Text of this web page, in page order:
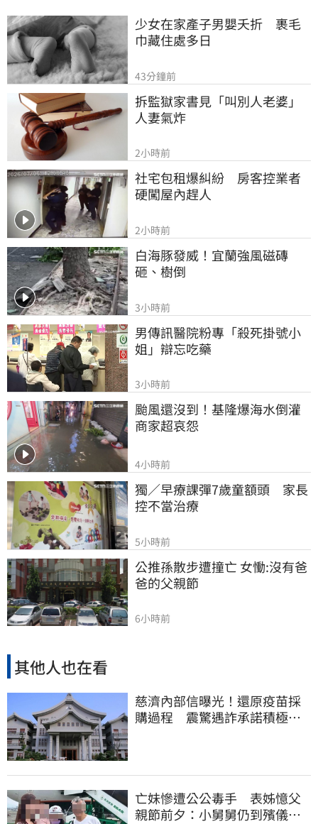
少女在家產子男嬰夭折　裹毛
巾藏住處多日
43分鐘前
拆監獄家書見「叫別人老婆」
人妻氣炸
2小時前
社宅包租爆糾紛　房客控業者
硬闖屋內趕人
2小時前
白海豚發威！宜蘭強風磁磚
砸、樹倒
3小時前
男傳訊醫院粉專「殺死掛號小
姐」辯忘吃藥
3小時前
颱風還沒到！基隆爆海水倒灌
商家超哀怨
4小時前
獨／早療課彈7歲童額頭　家長
控不當治療
5小時前
公推孫散步遭撞亡 女慟:沒有爸
爸的父親節
6小時前
其他人也在看
慈濟內部信曝光！還原疫苗採
購過程 震驚遇詐承諾積極追
亡妹慘遭公公毒手 表姊憶父
親節前夕：小舅舅仍到殯儀館